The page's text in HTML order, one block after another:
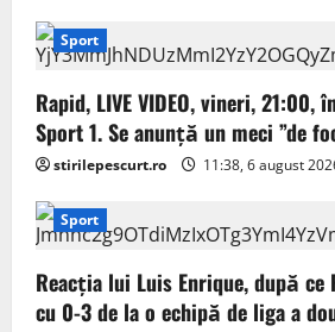
g
a
t
i
o
n
Sport
Rapid, LIVE VIDEO, vineri, 21:00,
Sport 1. Se anunță un meci ”de
stirilepescurt.ro 11:38, 6 august
Sport
Reacția lui Luis Enrique, după ce
cu 0-3 de la o echipă de liga a